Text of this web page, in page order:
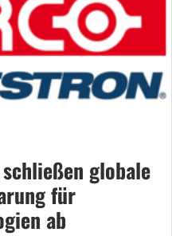
globale
für
ab